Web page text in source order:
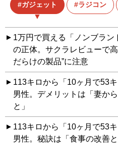
ガジェット ラジコン
1万円で買える「ノンブラン
の正体。サクラレビューで
だらけの製品”に注意
113キロから「10ヶ月で53
男性。デメリットは「妻か
と」
113キロから「10ヶ月で53
男性。秘訣は「食事の改善